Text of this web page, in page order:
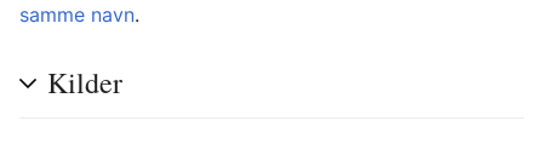
samme navn.
Kilder